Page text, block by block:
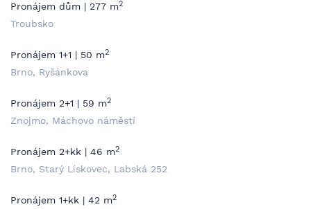
Pronájem dům | 277 m2
Troubsko
Pronájem 1+1 | 50 m2
Brno, Ryšánkova
Pronájem 2+1 | 59 m2
Znojmo, Máchovo náměstí
Pronájem 2+kk | 46 m2
Brno, Starý Lískovec, Labská 252
Pronájem 1+kk | 42 m2